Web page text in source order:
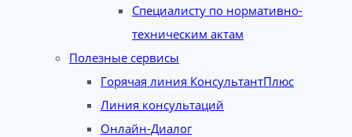
Специалисту по нормативно-
техническим актам
Полезные сервисы
Горячая линия КонсультантПлюс
Линия консультаций
Онлайн-Диалог